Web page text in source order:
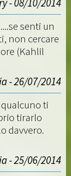
- 08/10/2014
senti un
non cercare
(Kahlil
- 26/07/2014
ti
tirarlo
davvero.
- 25/06/2014